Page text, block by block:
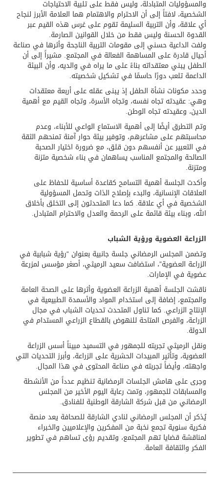
والمسؤوليات المتبادلة، وليس فقط على تلبية الاحتياجات
الشخصية، لافتاً إلى أن الاحترام والاهتمام هما العلامة الأبرز لنجاح
أي علاقة، وأن التربية السليمة تقوم على غرس هذه القيم عبر
القدوة الحسنة وليس فقط من خلال القوانين الصارمة.
ولفت الداعية حسني إلى مقومات التربية الناجحة وأثرها في صناعة
أجيال قادرة على المساهمة الفعالة في المجتمع. مشيراً إلى أن
الطفل يبني معتقداته بناءً على ما يراه في والديه، وأن البيئة
الداعمة تلعب دورًا حاسمًا في تشكيل شخصيته.
وحدد مكونات نشأة الطفل إذ يبنى عقله على أربعة معتقدات
وهي: عقيدته تجاه نفسه، وتجاه الأسرة، وتجاه القيم مع أهمية
الدين، وعقيدته تجاه الوطن.
وتم التطرق أيضًا إلى أهمية الاستماع الواعي للأبناء، وعدم
محاسبتهم على مشاعرهم، وتوفير بيئة حوار آمنة تمنحهم الثقة
في التعبير عن أنفسهم دون قلق، مع ضرورة اختيار الصحبة
الصالحة والمجتمع المناسب يساهمان في بناء شخصية متزنة
ومتزنة.
وأكدت الجلسة أهمية التسامح كقاعدة أساسية للحفاظ على
العلاقات الإنسانية، والبدء بإصلاح الذات وتحمل المسؤولية
الشخصية في أي علاقة. كما دعا المتحدثون إلى التخلق بأخلاق
الله، وبناء بيئة قائمة على الرحمة والعدل والاحترام المتبادل.
الزراعة العضوية ورؤية الشباب
وتضمن المجلس الرمضاني جلسة جانبية بعنوان “رؤية شبابية في
الزراعة العضوية”، استضافت سعيد الرميثي، أصغر مؤسس لمزرعة
عضوية في الإمارات.
ناقشت الجلسة أهمية الزراعة العضوية وأثرها على الصحة العامة
والمجتمع، إضافة إلى استخدام المواد والأسمدة الطبيعية في
الإنتاج الزراعي. كما تناول المتحدث تحديات الشباب في مجال
الزراعة، والفرص المتاحة للنهوض بالقطاع الزراعي المستدام في
الدولة.
ونقل الرميثي تجربته للجمهور في التسميد مبيناً أسس الزراعة
العضوية، وتأثير المبيدات الحشرية على الزراعة، وأبرز التحديات التي
واجهته، وأيضاً تجربته في صناعة المحتوى في هذا المجال.
وجرى على هامش الجلسات الرمضانية تنظيم عدداً من الأنشطة
والمسابقات للجمهور، وتمت رعاية اليوم الأخير من المجلس
الرمضاني من قبل شركة الشارقة الوطنية للفنادق.
يُذكر أن المجلس الرمضاني لنادي الشارقة للصحافة يعد منصة
فكرية سنوية تجمع نخبة من المفكرين والإعلاميين والخبراء
لمناقشة قضايا تهم المجتمع، وتقديم رؤى تساهم في تطوير
الفكر والثقافة العامة.